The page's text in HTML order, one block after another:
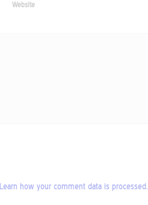
Website
Learn how your comment data is processed.